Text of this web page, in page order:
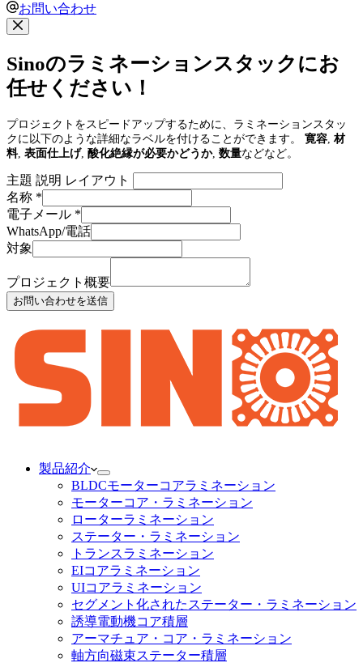
お問い合わせ
Sinoのラミネーションスタックにお
任せください！
プロジェクトをスピードアップするために、ラミネーションスタッ
クに以下のような詳細なラベルを付けることができます。 寛容 材
料, 表面仕上げ, 酸化絶縁が必要かどうか, 数量などなど。
主題 説明 レイアウト
名称 *
電子メール *
WhatsApp/電話
対象
プロジェクト概要
お問い合わせを送信
製品紹介
BLDCモーターコアラミネーション
モーターコア・ラミネーション
ローターラミネーション
ステーター・ラミネーション
トランスラミネーション
EIコアラミネーション
UIコアラミネーション
セグメント化されたステーター・ラミネーション
誘導電動機コア積層
アーマチュア・コア・ラミネーション
軸方向磁束ステーター積層